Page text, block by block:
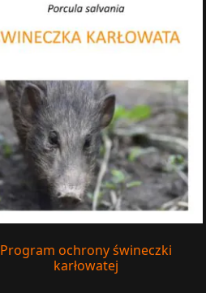
Program ochrony świneczki
karłowatej